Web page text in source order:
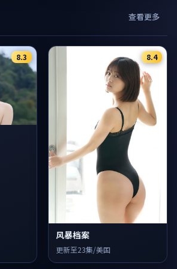
查看更多
8.3 8.4
风暴档案
更新至23集/美国